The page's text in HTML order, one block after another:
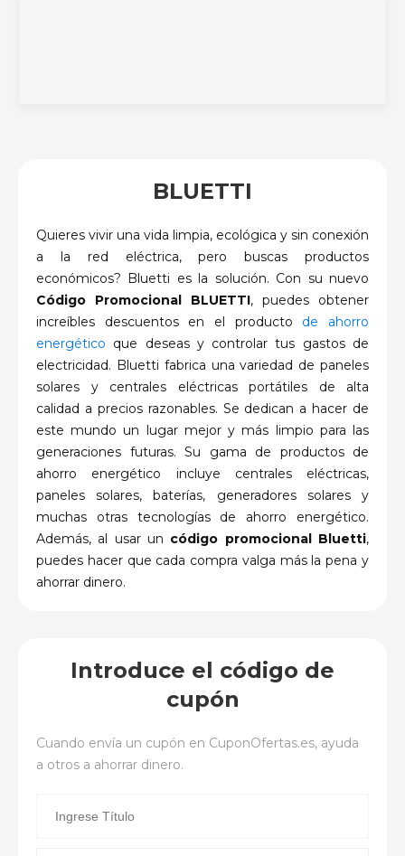
BLUETTI
Quieres vivir una vida limpia, ecológica y sin conexión
a la red eléctrica, pero buscas productos
económicos? Bluetti es la solución. Con su nuevo
Código Promocional BLUETTI, puedes obtener
increíbles descuentos en el producto de ahorro
energético que deseas y controlar tus gastos de
electricidad. Bluetti fabrica una variedad de paneles
solares y centrales eléctricas portátiles de alta
calidad a precios razonables. Se dedican a hacer de
este mundo un lugar mejor y más limpio para las
generaciones futuras. Su gama de productos de
ahorro energético incluye centrales eléctricas,
paneles solares, baterías, generadores solares y
muchas otras tecnologías de ahorro energético.
Además, al usar un código promocional Bluetti,
puedes hacer que cada compra valga más la pena y
ahorrar dinero.
Introduce el código de
cupón
Cuando envía un cupón en CuponOfertas.es, ayuda
a otros a ahorrar dinero.